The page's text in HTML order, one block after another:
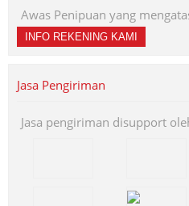
Awas Penipuan yang
INFO REKENING KAMI
Jasa Pengiriman
Jasa pengiriman disupport